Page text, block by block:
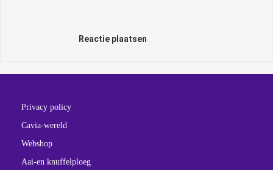
Reactie plaatsen
Privacy policy
Cavia-wereld
Webshop
Aai-en knuffelploeg